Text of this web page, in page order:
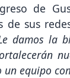
de
de sus
damos la
un equipo